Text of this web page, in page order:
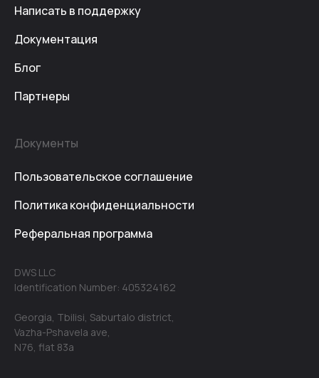
DWS LLC
Identification Number: 405324162
Georgia, Tbilisi, Saburtalo district,
Vazha-Pshavela ave,
N76, flat 83a
Документы
Написать в поддержку
Пользовательское соглашение
Политика конфиденциальности
Блог
Партнеры
Документация
Реферальная программа